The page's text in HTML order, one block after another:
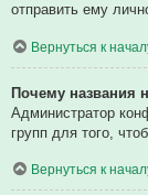
отправить ему
Вернуться к
Почему названия
Администратор
групп для того,
Вернуться к